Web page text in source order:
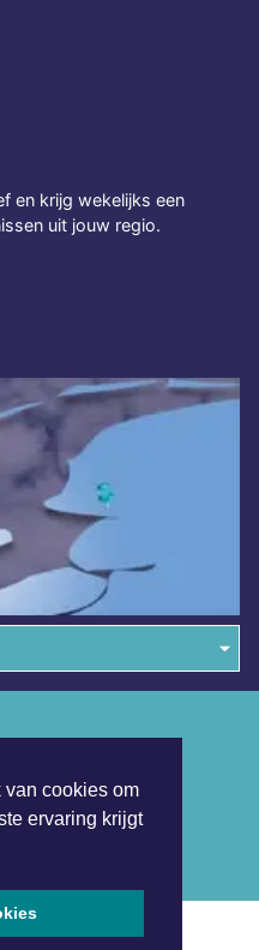
van cookies om
ervaring krijgt
en krijg wekelijks een
uit jouw regio.
- Alle rechten